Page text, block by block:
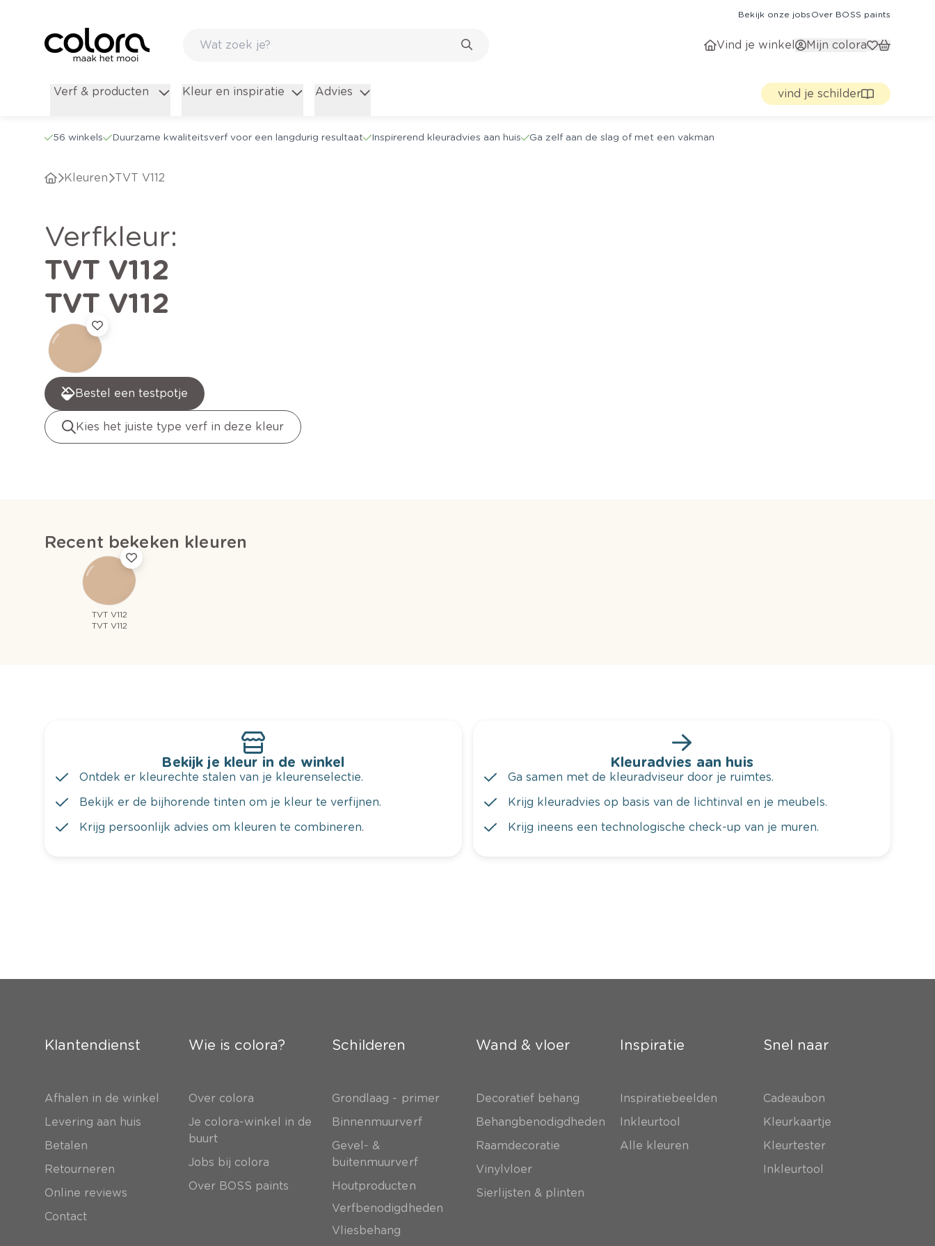
Bekijk onze jobs Over BOSS paints
Vind je winkel Mijn colora
Verf & producten Kleur en inspiratie Advies vind je schilder
56 winkels Duurzame kwaliteitsverf voor een langdurig resultaat Inspirerend kleuradvies aan huis Ga zelf aan de slag of met een vakman
Kleuren TVT V112
verfkleur:
TVT V112
TVT V112
Bestel een testpotje
Kies het juiste type verf in deze kleur
Recent bekeken kleuren
TVT V112
TVT V112
Bekijk je kleur in de winkel
Ontdek er kleurechte stalen van je kleurenselectie.
Bekijk er de bijhorende tinten om je kleur te verfijnen.
Krijg persoonlijk advies om kleuren te combineren.
Kleuradvies aan huis
Ga samen met de kleuradviseur door je ruimtes.
Krijg kleuradvies op basis van de lichtinval en je meubels.
Krijg ineens een technologische check-up van je muren.
Klantendienst
Afhalen in de winkel
Levering aan huis
Betalen
Retourneren
Online reviews
Contact
Wie is colora?
Over colora
Je colora-winkel in de
buurt
Jobs bij colora
Over BOSS paints
Schilderen
Grondlaag - primer
Binnenmuurverf
Gevel- &
buitenmuurverf
Houtproducten
Verfbenodigdheden
Vliesbehang
Wand & vloer
Decoratief behang
Behangbenodigdheden
Raamdecoratie
Vinylvloer
Sierlijsten & plinten
Inspiratie
Inspiratiebeelden
Inkleurtool
Alle kleuren
Snel naar
Cadeaubon
Kleurkaartje
Kleurtester
Inkleurtool